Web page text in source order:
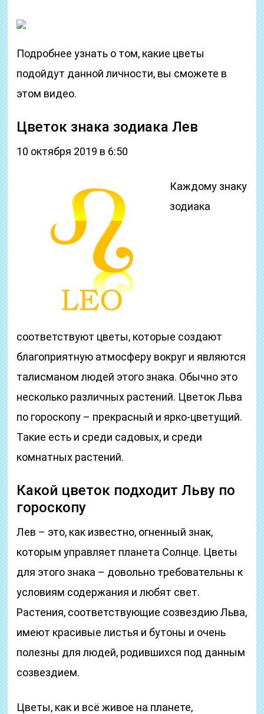
Подробнее узнать о том, какие цветы
подойдут данной личности, вы сможете в
этом видео.
Цветок знака зодиака Лев
10 октября 2019 в 6:50
Каждому знаку
зодиака
соответствуют цветы, которые создают
благоприятную атмосферу вокруг и являются
талисманом людей этого знака. Обычно это
несколько различных растений. Цветок Льва
по гороскопу – прекрасный и ярко-цветущий.
Такие есть и среди садовых, и среди
комнатных растений.
Какой цветок подходит Льву по
гороскопу
Лев – это, как известно, огненный знак,
которым управляет планета Солнце. Цветы
для этого знака – довольно требовательны к
условиям содержания и любят свет.
Растения, соответствующие созвездию Льва,
имеют красивые листья и бутоны и очень
полезны для людей, родившихся под данным
созвездием.
Цветы, как и всё живое на планете,